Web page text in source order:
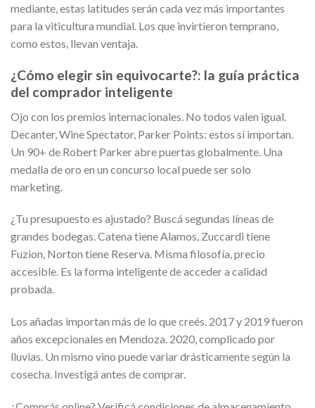
mediante, estas latitudes serán cada vez más importantes
para la viticultura mundial. Los que invirtieron temprano,
como estos, llevan ventaja.
¿Cómo elegir sin equivocarte?: la guía práctica
del comprador inteligente
Ojo con los premios internacionales. No todos valen igual.
Decanter, Wine Spectator, Parker Points: estos sí importan.
Un 90+ de Robert Parker abre puertas globalmente. Una
medalla de oro en un concurso local puede ser solo
marketing.
¿Tu presupuesto es ajustado? Buscá segundas líneas de
grandes bodegas. Catena tiene Alamos, Zuccardi tiene
Fuzion, Norton tiene Reserva. Misma filosofía, precio
accesible. Es la forma inteligente de acceder a calidad
probada.
Los añadas importan más de lo que creés. 2017 y 2019 fueron
años excepcionales en Mendoza. 2020, complicado por
lluvias. Un mismo vino puede variar drásticamente según la
cosecha. Investigá antes de comprar.